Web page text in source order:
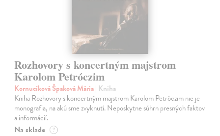
Rozhovory s koncertným majstrom
Karolom Petróczim
Kornucíková Špaková Mária| Kniha
Kniha Rozhovory s koncertným majstrom Karolom Petróczim nie je
monografia, na akú sme zvyknutí. Neposkytne súhrn presných faktov
a informácií.
Na sklade ?